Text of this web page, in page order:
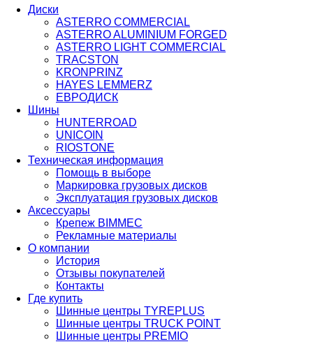
Диски
ASTERRO COMMERCIAL
ASTERRO ALUMINIUM FORGED
ASTERRO LIGHT COMMERCIAL
TRACSTON
KRONPRINZ
HAYES LEMMERZ
ЕВРОДИСК
Шины
HUNTERROAD​​​​​​​
UNICOIN
RIOSTONE
Техническая информация
Помощь в выборе
Маркировка грузовых дисков
Эксплуатация грузовых дисков
Аксессуары
Крепеж BIMMEC
Рекламные материалы
О компании
История
Отзывы покупателей
Контакты
Где купить
Шинные центры TYREPLUS
Шинные центры TRUCK POINT
Шинные центры PREMIO